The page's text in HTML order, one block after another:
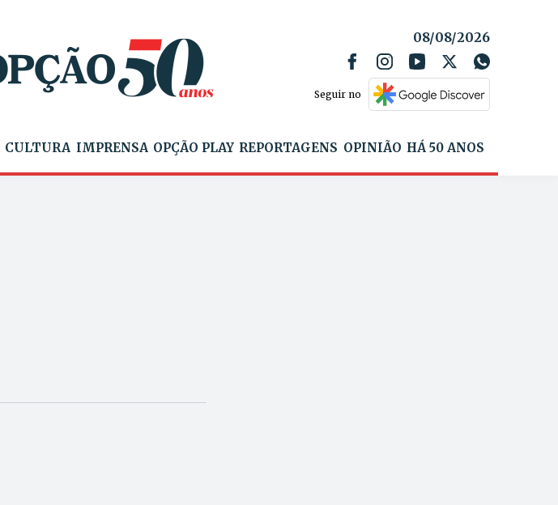
08/08/2026
Seguir no
CULTURA IMPRENSA OPÇÃO PLAY REPORTAGENS OPINIÃO HÁ 50 ANOS